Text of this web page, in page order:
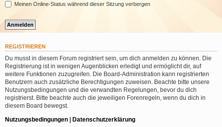
Meinen Online-Status während dieser Sitzung verbergen
REGISTRIEREN
Du musst in diesem Forum registriert sein, um dich anmelden zu können. Die
Registrierung ist in wenigen Augenblicken erledigt und ermöglicht dir, auf
weitere Funktionen zuzugreifen. Die Board-Administration kann registrierten
Benutzern auch zusätzliche Berechtigungen zuweisen. Beachte bitte unsere
Nutzungsbedingungen und die verwandten Regelungen, bevor du dich
registrierst. Bitte beachte auch die jeweiligen Forenregeln, wenn du dich in
diesem Board bewegst.
Nutzungsbedingungen | Datenschutzerklärung